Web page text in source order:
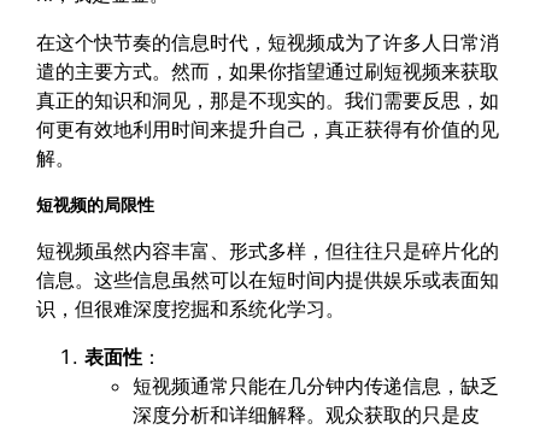
在这个快节奏的信息时代，短视频成为了许多人日常消
遣的主要方式。然而，如果你指望通过刷短视频来获取
真正的知识和洞见，那是不现实的。我们需要反思，如
何更有效地利用时间来提升自己，真正获得有价值的见
解。
短视频的局限性
短视频虽然内容丰富、形式多样，但往往只是碎片化的
信息。这些信息虽然可以在短时间内提供娱乐或表面知
识，但很难深度挖掘和系统化学习。
表面性 ：
短视频通常只能在几分钟内传递信息，缺乏
深度分析和详细解释。观众获取的只是皮